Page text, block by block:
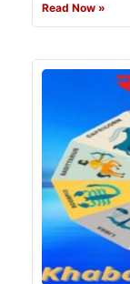
Read Now »